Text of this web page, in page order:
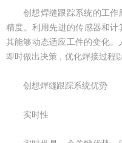
创想焊缝跟踪系统的工作
精度。利用先进的传感器和
其能够动态适应工件的变化
即时做出决策，优化焊接过程
创想焊缝跟踪系统优势
实时性